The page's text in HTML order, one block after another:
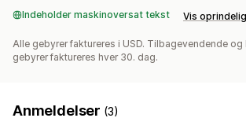
Indeholder maskinoversat tekst Vis oprindelig
Alle gebyrer faktureres i USD. Tilbagevendende
gebyrer faktureres hver 30. dag.
Anmeldelser (3)